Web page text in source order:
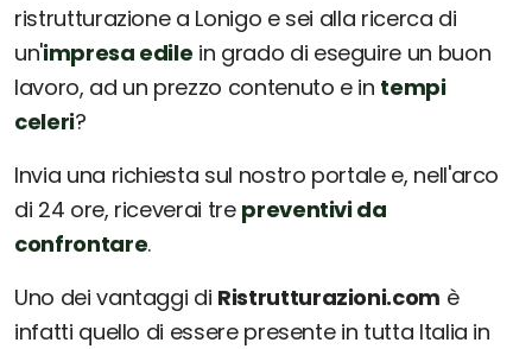
ristrutturazione a Lonigo e sei alla ricerca di
un'impresa edile in grado di eseguire un buon
lavoro, ad un prezzo contenuto e in tempi
celeri?
Invia una richiesta sul nostro portale e, nell'arco
di 24 ore, riceverai tre preventivi da
confrontare.
Uno dei vantaggi di Ristrutturazioni.com è
infatti quello di essere presente in tutta Italia in